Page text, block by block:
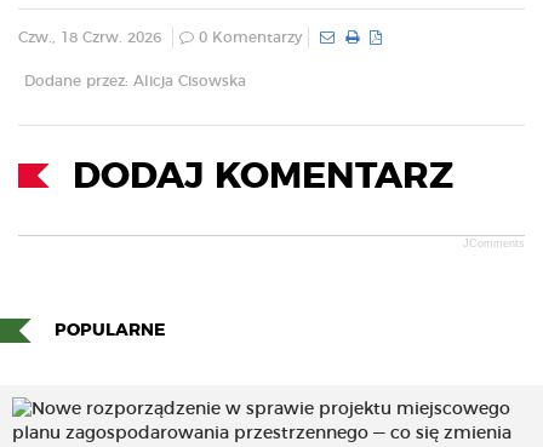
Czw., 18 Czrw. 2026 0 Komentarzy
Dodane przez: Alicja Cisowska
DODAJ KOMENTARZ
JComments
POPULARNE